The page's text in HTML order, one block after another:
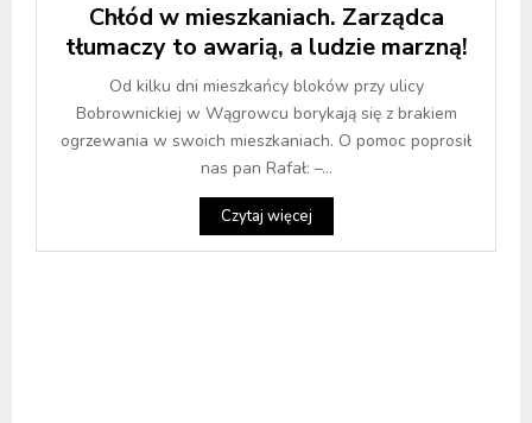
Chłód w mieszkaniach. Zarządca
tłumaczy to awarią, a ludzie marzną!
Od kilku dni mieszkańcy bloków przy ulicy
Bobrownickiej w Wągrowcu borykają się z brakiem
ogrzewania w swoich mieszkaniach. O pomoc poprosił
nas pan Rafał: –...
Czytaj więcej